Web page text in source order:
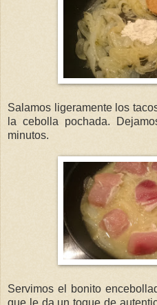
Salamos ligeramente los
la cebolla pochada.
minutos.
Servimos el bonito